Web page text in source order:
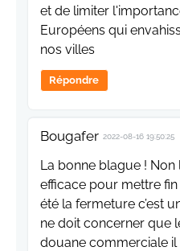
et de limiter
Européens qui
nos villes
Répondre
Bougafer 2022-08-16 19:50:25
La bonne blague !
efficace pour mettre
été la fermeture c’est
ne doit concerner que
douane commerciale il